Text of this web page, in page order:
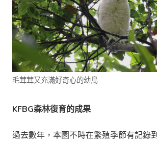
毛茸茸又充滿好奇心的幼鳥
KFBG森林復育的成果
過去數年，本園不時在繁殖季節有記錄